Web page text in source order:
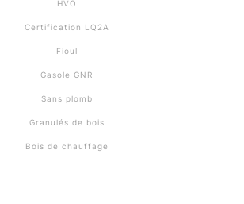
HVO
Certification LQ2A
Fioul
Gasole GNR
Sans plomb
Granulés de bois
Bois de chauffage